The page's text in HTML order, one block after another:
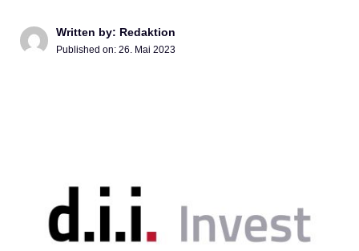
Written by: Redaktion
Published on: 26. Mai 2023